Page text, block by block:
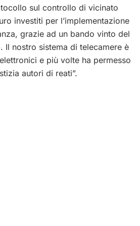
sul controllo di vicinato
investiti per l’implementazione
grazie ad un bando vinto del
Il nostro sistema di telecamere è
e più volte ha permesso
autori di reati”.